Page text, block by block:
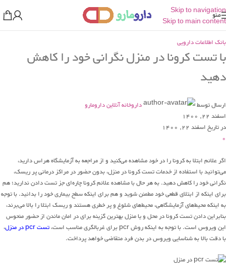
Skip to navigation
Skip to main content
منو
بانک اطلاعات دارویی
با تست کرونا در منزل نگرانی خود را کاهش
دهید
ارسال توسط
داروخانه آنلاین دارومارو
اسفند 22, 1400
در تاریخ اسفند 22, 1400
0
اگر علائم ابتلا به کرونا را در خود مشاهده می‌کنید و از مراجعه به آزمایشگاه هراس دارید،
می‌توانید با استفاده از خدمات تست کرونا در منزل، بدون حضور در مراکز درمانی پر ریسک،
نگرانی خود را کاهش دهید. به هر حال با مشاهده علائم کرونا چاره‌ای جز تست دادن ندارید؛ هم
برای اینکه از ابتلای قطعی خود مطمئن شوید و هم برای اینکه سطح بیماری خود را بدانید. با توجه
به اینکه محیط‌های آزمایشگاهی، محیط‌های شلوغ و پر خطری هستند و ریسک ابتلا را بالا می‌برند،
بنابراین دادن تست کرونا در محل و یا منزل بهترین گزینه برای در امان ماندن از حضور منحوس
این ویروس است. با توجه به اینکه روش pcr برای غربالگری مناسب است،
تست pcr در منزل
،
با دقت بالا به شناسایی ویروس در بدن فرد متقاضی خواهد پرداخت.